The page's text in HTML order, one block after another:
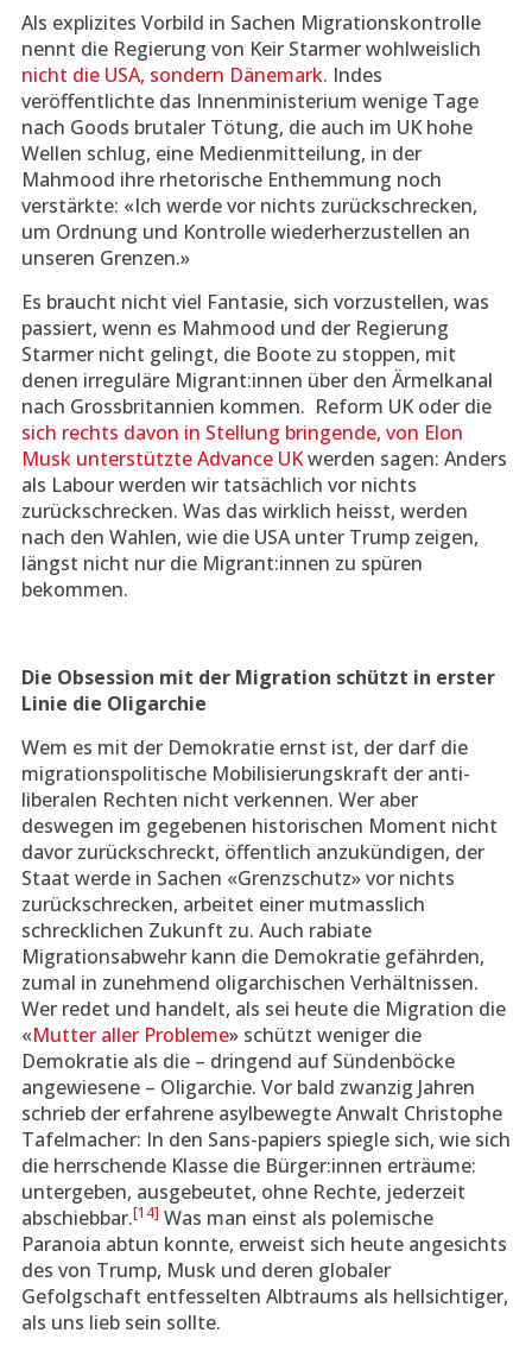
Als explizites Vorbild in Sachen Migrationskontrolle
nennt die Regierung von Keir Starmer wohlweislich
nicht die USA, sondern Dänemark. Indes
veröffentlichte das Innenministerium wenige Tage
nach Goods brutaler Tötung, die auch im UK hohe
Wellen schlug, eine Medienmitteilung, in der
Mahmood ihre rhetorische Enthemmung noch
verstärkte: «Ich werde vor nichts zurückschrecken,
um Ordnung und Kontrolle wiederherzustellen an
unseren Grenzen.»
Es braucht nicht viel Fantasie, sich vorzustellen, was
passiert, wenn es Mahmood und der Regierung
Starmer nicht gelingt, die Boote zu stoppen, mit
denen irreguläre Migrant:innen über den Ärmelkanal
nach Grossbritannien kommen. Reform UK oder die
sich rechts davon in Stellung bringende, von Elon
Musk unterstützte Advance UKwerden sagen: Anders
als Labour werden wir tatsächlich vor nichts
zurückschrecken. Was das wirklich heisst, werden
nach den Wahlen, wie die USA unter Trump zeigen,
längst nicht nur die Migrant:innen zu spüren
bekommen.
Die Obsession mit der Migration schützt in erster
Linie die Oligarchie
Wem es mit der Demokratie ernst ist, der darf die
migrationspolitische Mobilisierungskraft der anti-
liberalen Rechten nicht verkennen. Wer aber
deswegen im gegebenen historischen Moment nicht
davor zurückschreckt, öffentlich anzukündigen, der
Staat werde in Sachen «Grenzschutz» vor nichts
zurückschrecken, arbeitet einer mutmasslich
schrecklichen Zukunft zu. Auch rabiate
Migrationsabwehr kann die Demokratie gefährden,
zumal in zunehmend oligarchischen Verhältnissen.
Wer redet und handelt, als sei heute die Migration die
«Mutter aller Probleme» schützt weniger die
Demokratie als die – dringend auf Sündenböcke
angewiesene – Oligarchie. Vor bald zwanzig Jahren
schrieb der erfahrene asylbewegte Anwalt Christophe
Tafelmacher: In den Sans-papiers spiegle sich, wie sich
die herrschende Klasse die Bürger:innen erträume:
untergeben, ausgebeutet, ohne Rechte, jederzeit
abschiebbar.[14] Was man einst als polemische
Paranoia abtun konnte, erweist sich heute angesichts
des von Trump, Musk und deren globaler
Gefolgschaft entfesselten Albtraums als hellsichtiger,
als uns lieb sein sollte.